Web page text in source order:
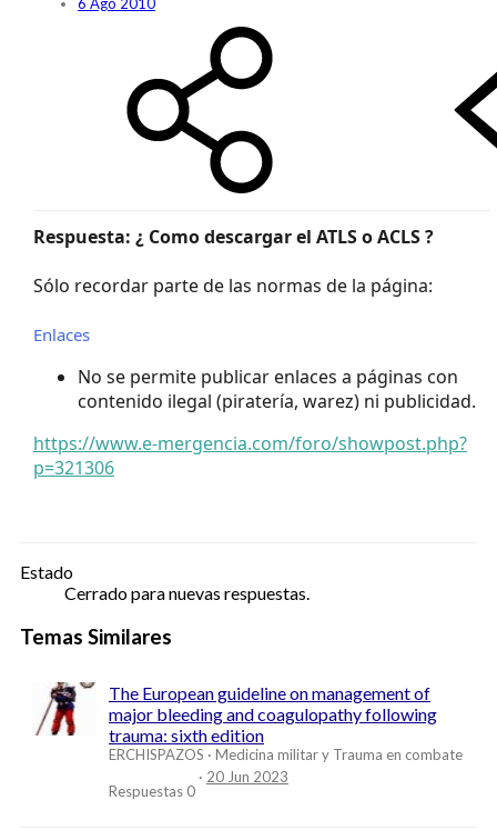
Respuesta: ¿ Como descargar el ATLS o ACLS ?
Sólo recordar parte de las normas de la página:
Enlaces
No se permite publicar enlaces a páginas con
contenido ilegal (piratería, warez) ni publicidad.
https://www.e-mergencia.com/foro/showpost.php?
p=321306
Estado
Cerrado para nuevas respuestas.
Temas Similares
The European guideline on management of
major bleeding and coagulopathy following
trauma: sixth edition
ERCHISPAZOS Medicina militar y Trauma en combate
Respuestas 0
20 Jun 2023